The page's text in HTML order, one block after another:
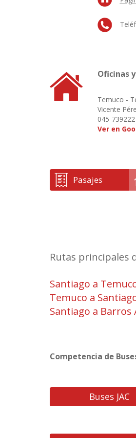
Oficinas
Temuco -
Vicente
045-739222
Ver en
Pasajes
Rutas principales
Santiago a
Temuco a
Santiago a Barros
Competencia de
Buses JAC